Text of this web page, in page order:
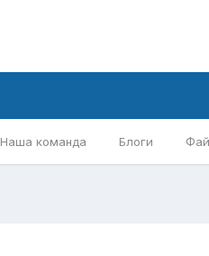
Наша команда Блоги